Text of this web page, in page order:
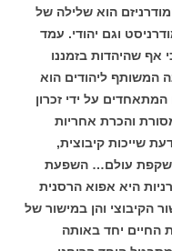
הוא שלילה של
וגם יהודי. עמד
אף שהיהדות בזמננו
המשותף ליהודים הוא
המתאחדים על ידי זכרון
והכרת אחריות
שייכות קיבוצית,
השקפת עולם… השפעת
היא אפוא הרסנית
הקיבוצי והן במישור של
החיים יחד באותה